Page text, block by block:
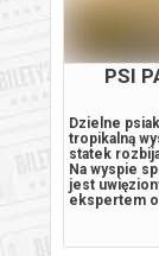
PSI
Dzielne
tropikalną
statek
Na wyspie
jest
ekspertem
pradawnymi
kontroli,
Humdinger,